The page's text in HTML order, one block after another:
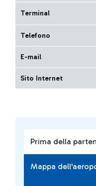
Prima della
Mappa
Terminal
Telefono
E-mail
Sito Internet